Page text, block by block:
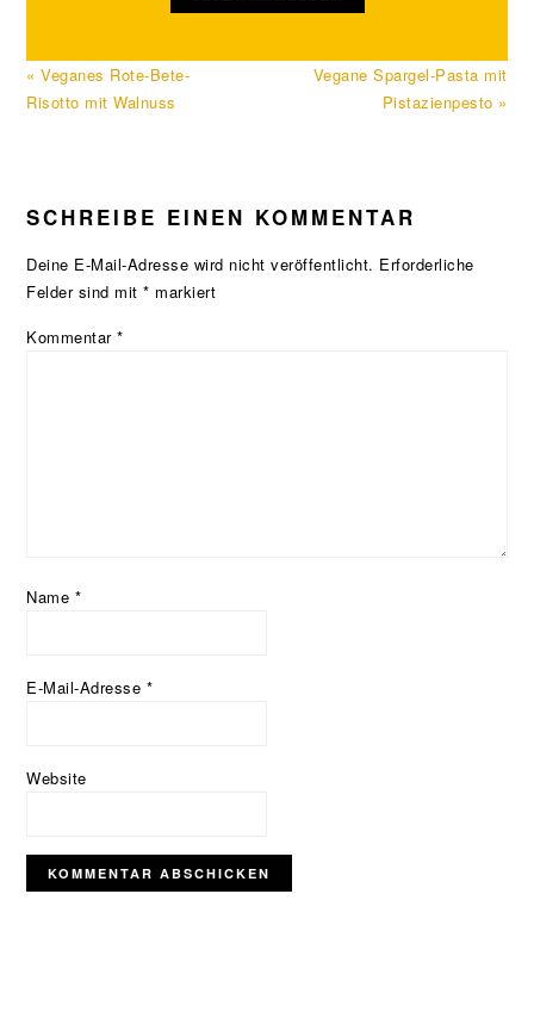
Vorheriger
Beitrag:
« Veganes Rote-Bete-
Risotto mit Walnuss
Nächster
Vegane Spargel-Pasta mit
Pistazienpesto »
INTERAKTIONEN
SCHREIBE EINEN KOMMENTAR
Deine E-Mail-Adresse wird nicht veröffentlicht. Erforderliche
Felder sind mit* markiert
Kommentar*
Name *
E-Mail-Adresse *
Website